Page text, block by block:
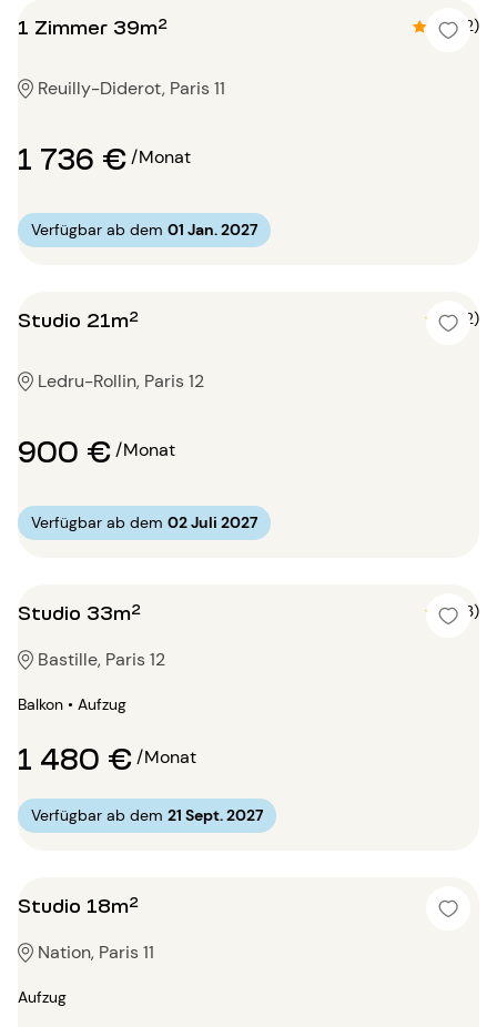
1 Zimmer 39m² 4.5 (2)
Reuilly-Diderot, Paris 11
1 736 €/Monat
Verfügbar ab dem 01 Jan. 2027
Studio 21m² 5 (2)
Ledru-Rollin, Paris 12
900 €/Monat
Verfügbar ab dem 02 Juli 2027
Studio 33m² 5 (3)
Bastille, Paris 12
Balkon • Aufzug
1 480 €/Monat
Verfügbar ab dem 21 Sept. 2027
Studio 18m²
Nation, Paris 11
Aufzug